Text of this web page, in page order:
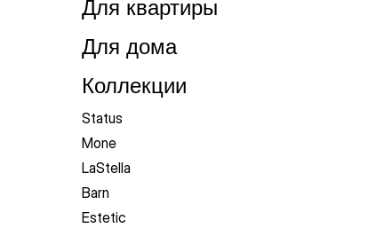
Коллекции
Status
Mone
LaStella
Barn
Estetic
Для квартиры
Для дома